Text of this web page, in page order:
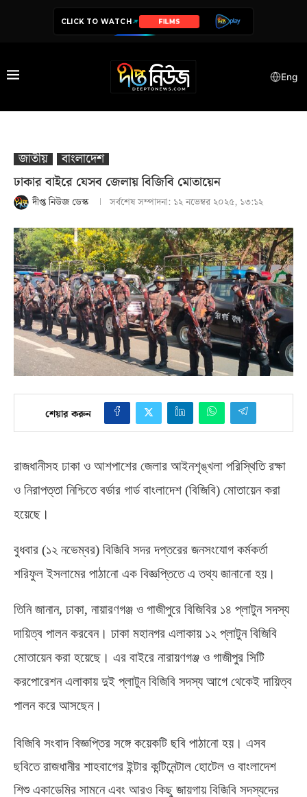
CLICK TO WATCH SERIES
Eng
জাতীয়
বাংলাদেশ
ঢাকার বাইরে যেসব জেলায় বিজিবি মোতায়েন
দীপ্ত নিউজ ডেস্ক সর্বশেষ সম্পাদনা: ১২ নভেম্বর ২০২৫, ১৩:১২
শেয়ার করুন
রাজধানীসহ ঢাকা ও আশপাশের জেলার আইনশৃঙ্খলা পরিস্থিতি রক্ষা
ও নিরাপত্তা নিশ্চিতে বর্ডার গার্ড বাংলাদেশ (বিজিবি) মোতায়েন করা
হয়েছে।
বুধবার (১২ নভেম্বর) বিজিবি সদর দপ্তরের জনসংযোগ কর্মকর্তা
শরিফুল ইসলামের পাঠানো এক বিজ্ঞপ্তিতে এ তথ্য জানানো হয়।
তিনি জানান, ঢাকা, নায়ারণগঞ্জ ও গাজীপুরে বিজিবির ১৪ প্লাটুন সদস্য
দায়িত্ব পালন করবেন। ঢাকা মহানগর এলাকায় ১২ প্লাটুন বিজিবি
মোতায়েন করা হয়েছে। এর বাইরে নারায়ণগঞ্জ ও গাজীপুর সিটি
করপোরেশন এলাকায় দুই প্লাটুন বিজিবি সদস্য আগে থেকেই দায়িত্ব
পালন করে আসছেন।
বিজিবি সংবাদ বিজ্ঞপ্তির সঙ্গে কয়েকটি ছবি পাঠানো হয়। এসব
ছবিতে রাজধানীর শাহবাগের ইন্টার কন্টিনেন্টাল হোটেল ও বাংলাদেশ
শিশু একাডেমির সামনে এবং আরও কিছু জায়গায় বিজিবি সদস্যদের